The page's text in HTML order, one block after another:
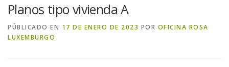
Planos tipo vivienda A
PÚBLICADO EN 17 DE ENERO DE 2023 POR OFICINA ROSA
LUXEMBURGO